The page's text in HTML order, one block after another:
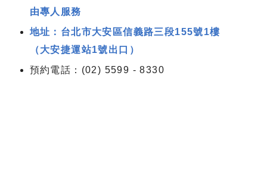
由專人服務
地址：台北市大安區信義路三段155號1樓
（大安捷運站1號出口）
預約電話：(02) 5599 - 8330